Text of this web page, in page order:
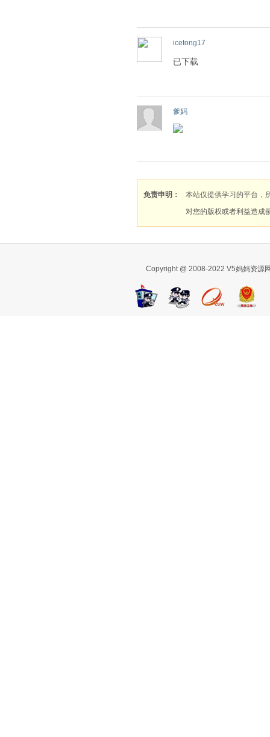
icetong17
已下载
爹妈
免责申明：
本站仅提供学习的平台，
对您的版权或者利益造成
Copyright @ 2008-2022 V5妈妈资源